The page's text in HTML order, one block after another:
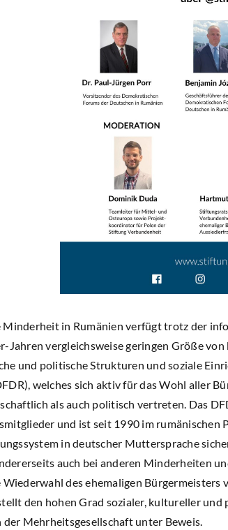
Minderheit in Rumänien verfügt trotz der
Jahren vergleichsweise geringen Größe
und politische Strukturen und soziale
welches sich aktiv für das Wohl aller
als auch politisch vertreten. Das
und ist seit 1990 im
in deutscher Muttersprache
auch bei anderen Minderheiten
des ehemaligen Bürgermeisters
den hohen Grad sozialer, kultureller
Mehrheitsgesellschaft unter Beweis.